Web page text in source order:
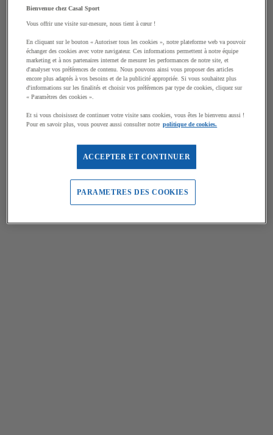
Bienvenue chez Casal Sport
Vous offrir une visite sur-mesure, nous tient à cœur !
En cliquant sur le bouton « Autoriser tous les cookies », notre plateforme web va pouvoir
échanger des cookies avec votre navigateur. Ces informations permettent à notre équipe
marketing et à nos partenaires internet de mesurer les performances de notre site, et
d'analyser vos préférences de contenu. Nous pouvons ainsi vous proposer des articles
encore plus adaptés à vos besoins et de la publicité appropriée. Si vous souhaitez plus
d'informations sur les finalités et choisir vos préférences par type de cookies, cliquez sur
« Paramètres des cookies ».
Et si vous choisissez de continuer votre visite sans cookies, vous êtes le bienvenu aussi !
Pour en savoir plus, vous pouvez aussi consulter notre politique de cookies.
ACCEPTER ET CONTINUER
PARAMETRES DES COOKIES